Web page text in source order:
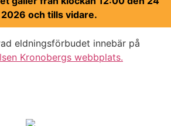
och tills vidare.
eldningsförbudet innebär på
Kronobergs webbplats.